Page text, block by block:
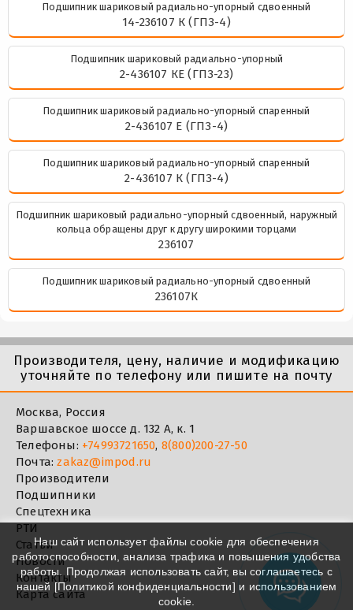
Подшипник шариковый радиально-упорный сдвоенный
14-236107 К (ГПЗ-4)
Подшипник шариковый радиально-упорный
2-436107 КЕ (ГПЗ-23)
Подшипник шариковый радиально-упорный спаренный
2-436107 Е (ГПЗ-4)
Подшипник шариковый радиально-упорный спаренный
2-436107 К (ГПЗ-4)
Подшипник шариковый радиально-упорный сдвоенный, наружный
кольца обращены друг к другу широкими торцами
236107
Подшипник шариковый радиально-упорный сдвоенный
236107К
Производителя, цену, наличие и модификацию
уточняйте по телефону или пишите на почту
Москва, Россия
Варшавское шоссе д. 132 А, к. 1
Телефоны: +74993721650, 8(800)200-27-50
Почта:zakaz@impod.ru
Производители
Подшипники
Спецтехника
РТИ
Статьи
Новости
Контакты
Карта сайта
Наш сайт использует файлы cookie для обеспечения
работоспособности, анализа трафика и повышения удобства
работы. Продолжая использовать сайт, вы соглашаетесь с
нашей [Политикой конфиденциальности] и использованием
cookie.